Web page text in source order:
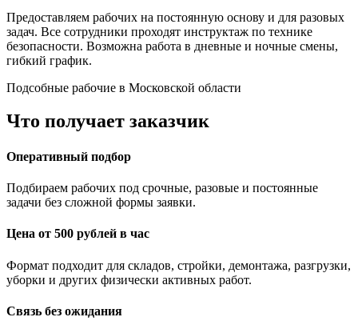
Предоставляем рабочих на постоянную основу и для разовых
задач. Все сотрудники проходят инструктаж по технике
безопасности. Возможна работа в дневные и ночные смены,
гибкий график.
Подсобные рабочие в Московской области
Что получает заказчик
Оперативный подбор
Подбираем рабочих под срочные, разовые и постоянные
задачи без сложной формы заявки.
Цена от 500 рублей в час
Формат подходит для складов, стройки, демонтажа, разгрузки,
уборки и других физически активных работ.
Связь без ожидания